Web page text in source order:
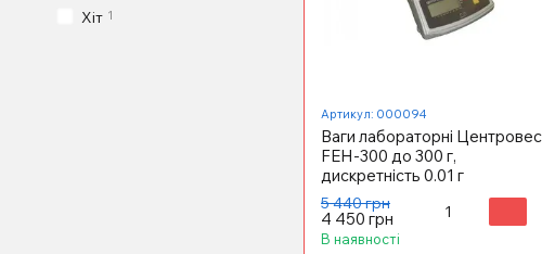
Артикул: 000094
Ваги лабораторні Центровес
FEH-300 до 300 г,
дискретність 0.01 г
5 440 грн
4 450 грн
В наявності
Хіт 1